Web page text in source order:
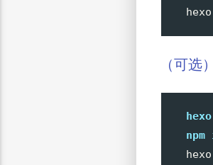
hexo
（可
hexo
npm